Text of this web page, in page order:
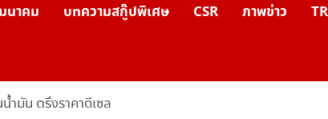
นาคม บทความสกู๊ปพิเศษ CSR ภาพข่าว
ำมัน ตรึงราคาดีเซล